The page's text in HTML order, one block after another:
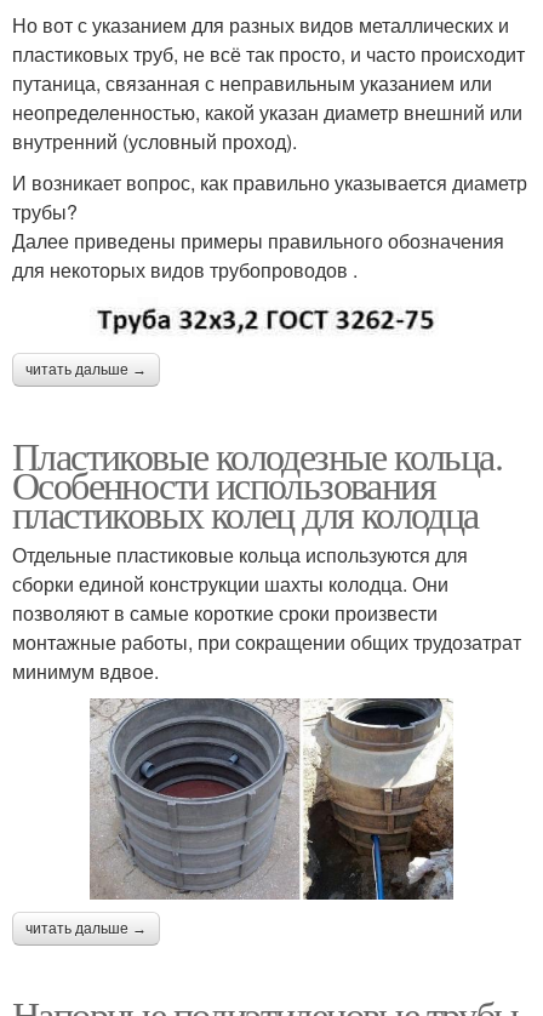
Но вот с указанием для разных видов металлических и
пластиковых труб, не всё так просто, и часто происходит
путаница, связанная с неправильным указанием или
неопределенностью, какой указан диаметр внешний или
внутренний (условный проход).
И возникает вопрос, как правильно указывается диаметр
трубы?
Далее приведены примеры правильного обозначения
для некоторых видов трубопроводов .
читать дальше →
Пластиковые колодезные кольца.
Особенности использования
пластиковых колец для колодца
Отдельные пластиковые кольца используются для
сборки единой конструкции шахты колодца. Они
позволяют в самые короткие сроки произвести
монтажные работы, при сокращении общих трудозатрат
минимум вдвое.
читать дальше →